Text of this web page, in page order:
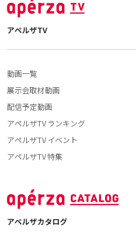
アペルザTV
動画一覧
展示会取材動画
配信予定動画
アペルザTV ランキング
アペルザTV イベント
アペルザTV 特集
アペルザカタログ